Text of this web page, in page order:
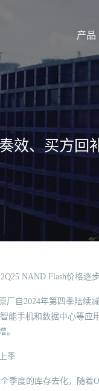
产品
效、买方回
NAND Flash价格逐
厂自2024年第四季陆
能手机和数据中心等应
。
季
季度的库存去化，随